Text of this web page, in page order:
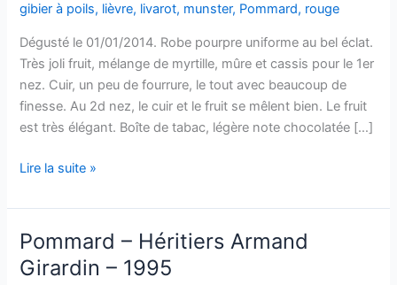
gibier à poils, lièvre, livarot, munster, Pommard, rouge
Dégusté le 01/01/2014. Robe pourpre uniforme au bel éclat.
Très joli fruit, mélange de myrtille, mûre et cassis pour le 1er
nez. Cuir, un peu de fourrure, le tout avec beaucoup de
finesse. Au 2d nez, le cuir et le fruit se mêlent bien. Le fruit
est très élégant. Boîte de tabac, légère note chocolatée […]
Pommard
cru
–
Charmots
–
Lire la suite »
Pommard – Héritiers Armand
Girardin – 1995